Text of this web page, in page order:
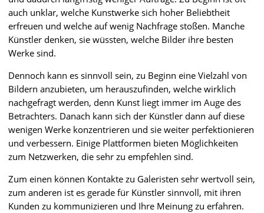
auch unklar, welche Kunstwerke sich hoher Beliebtheit
erfreuen und welche auf wenig Nachfrage stoßen. Manche
Künstler denken, sie wüssten, welche Bilder ihre besten
Werke sind.
Dennoch kann es sinnvoll sein, zu Beginn eine Vielzahl von
Bildern anzubieten, um herauszufinden, welche wirklich
nachgefragt werden, denn Kunst liegt immer im Auge des
Betrachters. Danach kann sich der Künstler dann auf diese
wenigen Werke konzentrieren und sie weiter perfektionieren
und verbessern. Einige Plattformen bieten Möglichkeiten
zum Netzwerken, die sehr zu empfehlen sind.
Zum einen können Kontakte zu Galeristen sehr wertvoll sein,
zum anderen ist es gerade für Künstler sinnvoll, mit ihren
Kunden zu kommunizieren und Ihre Meinung zu erfahren.